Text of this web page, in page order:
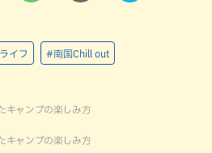
イフ #南国Chill out
キャンプの楽しみ方
キャンプの楽しみ方